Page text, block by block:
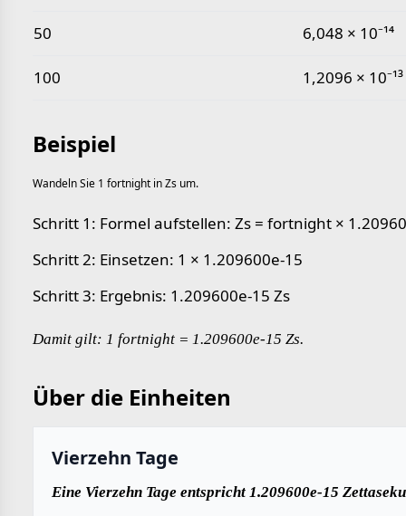
50 6,048 × 10⁻¹⁴
100 1,2096 × 10⁻¹³
Beispiel
Wandeln Sie 1 fortnight in Zs um.
Schritt 1: Formel aufstellen: Zs = fortnight ×
Schritt 2: Einsetzen: 1 × 1.209600e-15
Schritt 3: Ergebnis: 1.209600e-15 Zs
Damit gilt: 1 fortnight = 1.209600e-15 Zs.
Über die Einheiten
Vierzehn Tage
Eine Vierzehn Tage entspricht 1.209600e-15